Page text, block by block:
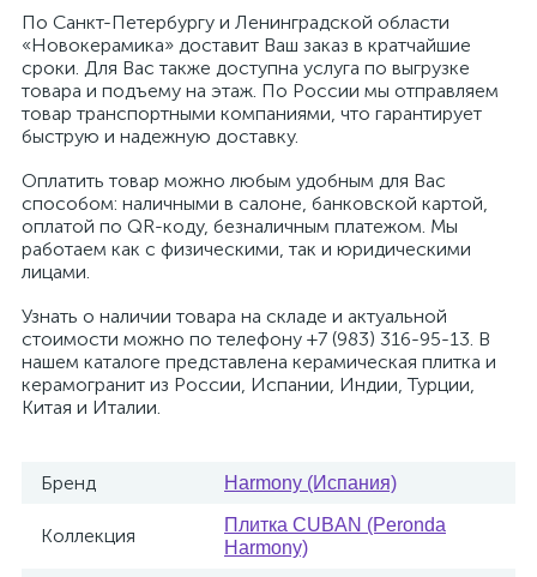
По Санкт-Петербургу и Ленинградской области
«Новокерамика» доставит Ваш заказ в кратчайшие
сроки. Для Вас также доступна услуга по выгрузке
товара и подъему на этаж. По России мы отправляем
товар транспортными компаниями, что гарантирует
быструю и надежную доставку.
Оплатить товар можно любым удобным для Вас
способом: наличными в салоне, банковской картой,
оплатой по QR-коду, безналичным платежом. Мы
работаем как с физическими, так и юридическими
лицами.
Узнать о наличии товара на складе и актуальной
стоимости можно по телефону +7 (983) 316-95-13. В
нашем каталоге представлена керамическая плитка и
керамогранит из России, Испании, Индии, Турции,
Китая и Италии.
Бренд Harmony (Испания)
Коллекция
Плитка CUBAN (Peronda
Harmony)